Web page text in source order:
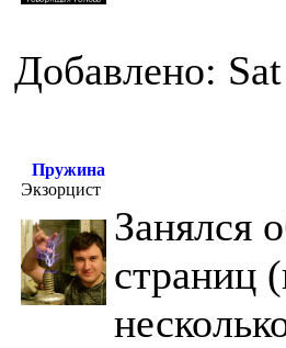
Добавлено:
Пружина
Экзорцист
Занялся
страниц